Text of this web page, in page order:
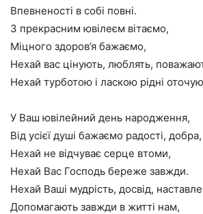
Впевненості в собі повні.
З прекрасним ювілеєм вітаємо,
Міцного здоров’я бажаємо,
Нехай вас цінують, люблять,
Нехай турботою і ласкою рідні
У Ваш ювілейний день народження,
Від усієї душі бажаємо радості, добра,
Нехай не відчуває серце втоми,
Нехай Вас Господь береже завжди.
Нехай Ваші мудрість, досвід,
Допомагають завжди в житті нам,